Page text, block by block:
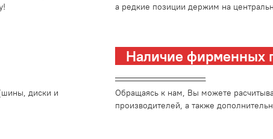
а редкие позиции держим на
диски и
Наличие фирменных
_________________________
Обращаясь к нам, Вы можете
производителей, а также